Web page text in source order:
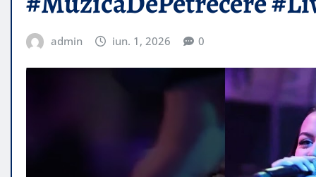
admin iun. 1, 2026 0